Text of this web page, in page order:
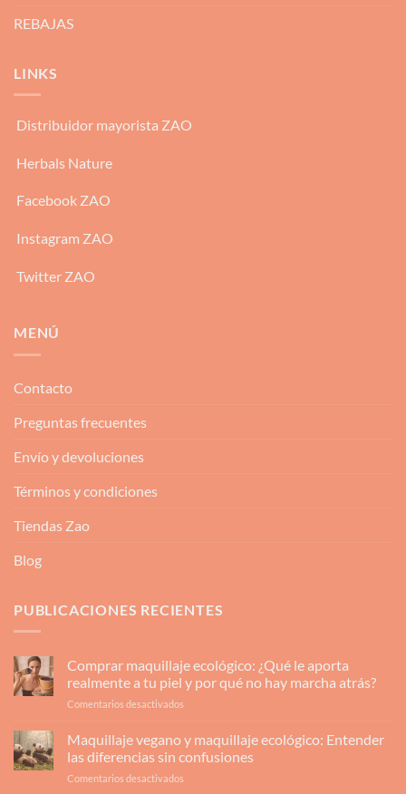
REBAJAS
LINKS
Distribuidor mayorista ZAO
Herbals Nature
Facebook ZAO
Instagram ZAO
Twitter ZAO
MENÚ
Contacto
Preguntas frecuentes
Envío y devoluciones
Términos y condiciones
Tiendas Zao
Blog
PUBLICACIONES RECIENTES
Comprar maquillaje ecológico: ¿Qué le aporta
realmente a tu piel y por qué no hay marcha atrás?
Comentarios desactivados
ecológico:
¿Qué
Maquillaje vegano y maquillaje ecológico: Entender
las diferencias sin confusiones
Comentarios desactivados